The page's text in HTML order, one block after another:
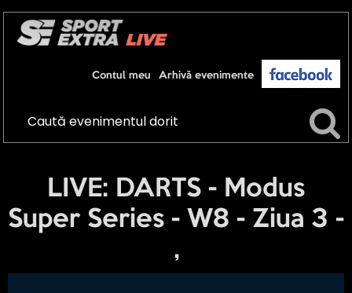
Arhivă evenimente
Contul meu
LIVE: DARTS - Modus
Super Series - W8 - Ziua 3 -
,